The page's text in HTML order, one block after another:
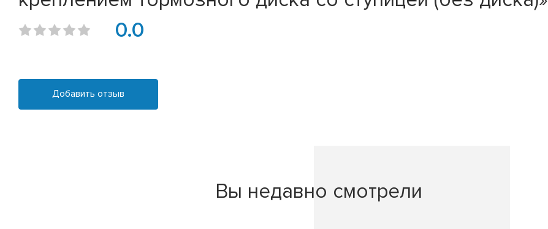
0.0
Добавить отзыв
Вы недавно смотрели